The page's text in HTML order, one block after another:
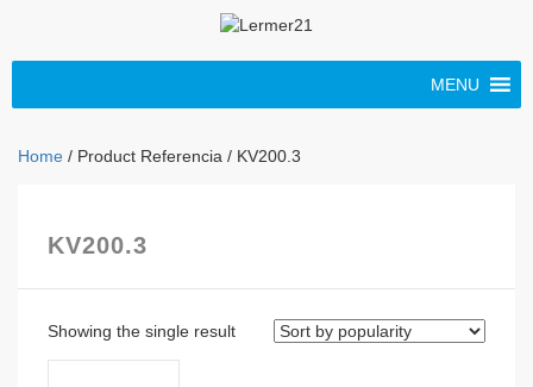
MENU
Home / Product Referencia / KV200.3
KV200.3
Showing the single result